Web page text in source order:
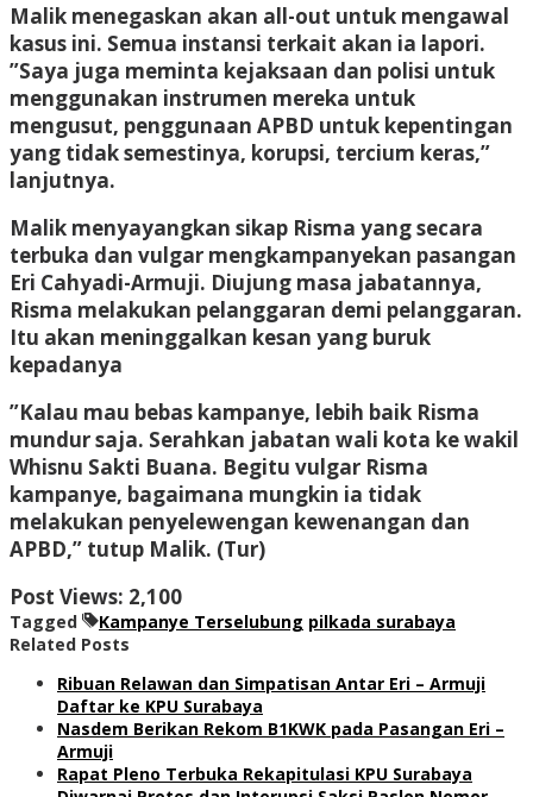
Malik menegaskan akan all-out untuk mengawal
kasus ini. Semua instansi terkait akan ia lapori.
”Saya juga meminta kejaksaan dan polisi untuk
menggunakan instrumen mereka untuk
mengusut, penggunaan APBD untuk kepentingan
yang tidak semestinya, korupsi, tercium keras,”
lanjutnya.
Malik menyayangkan sikap Risma yang secara
terbuka dan vulgar mengkampanyekan pasangan
Eri Cahyadi-Armuji. Diujung masa jabatannya,
Risma melakukan pelanggaran demi pelanggaran.
Itu akan meninggalkan kesan yang buruk
kepadanya
”Kalau mau bebas kampanye, lebih baik Risma
mundur saja. Serahkan jabatan wali kota ke wakil
Whisnu Sakti Buana. Begitu vulgar Risma
kampanye, bagaimana mungkin ia tidak
melakukan penyelewengan kewenangan dan
APBD,” tutup Malik. (Tur)
Post Views: 2,100
Tagged Kampanye Terselubung pilkada surabaya
Related Posts
Ribuan Relawan dan Simpatisan Antar Eri – Armuji
Daftar ke KPU Surabaya
Nasdem Berikan Rekom B1KWK pada Pasangan Eri –
Armuji
Rapat Pleno Terbuka Rekapitulasi KPU Surabaya